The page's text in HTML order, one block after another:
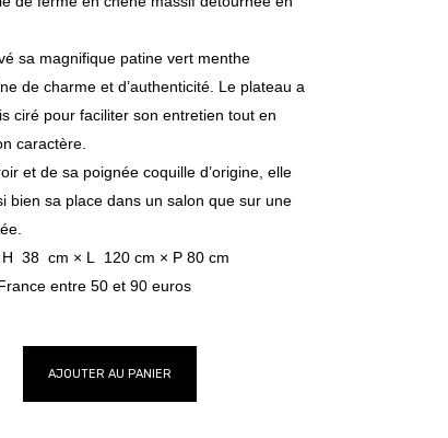
sa magnifique patine vert menthe
de charme et d’authenticité. Le plateau a
ciré pour faciliter son entretien tout en
caractère.
et de sa poignée coquille d’origine, elle
bien sa place dans un salon que sur une
H 38 cm × L 120 cm × P 80 cm
entre 50 et 90 euros
AJOUTER AU PANIER